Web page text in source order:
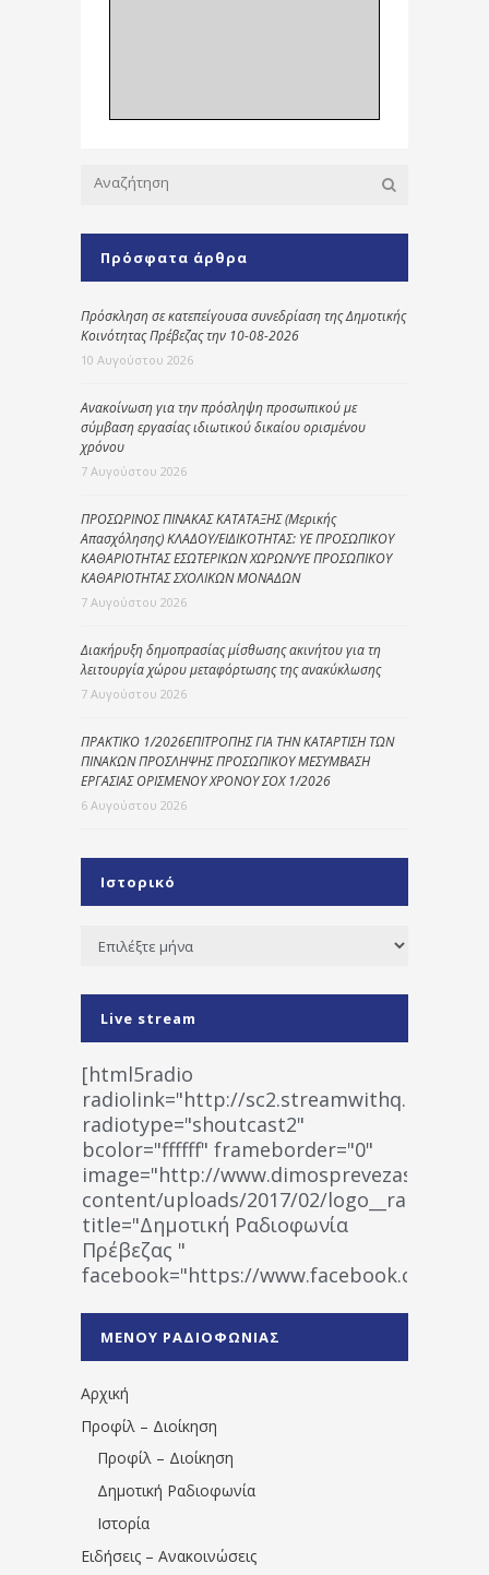
Πρόσφατα άρθρα
Πρόσκληση σε κατεπείγουσα συνεδρίαση της Δημοτικής
Κοινότητας Πρέβεζας την 10-08-2026
10 Αυγούστου 2026
Ανακοίνωση για την πρόσληψη προσωπικού με
σύμβαση εργασίας ιδιωτικού δικαίου ορισμένου
χρόνου
7 Αυγούστου 2026
ΠΡΟΣΩΡΙΝΟΣ ΠΙΝΑΚΑΣ ΚΑΤΑΤΑΞΗΣ (Μερικής
Απασχόλησης) ΚΛΑΔΟΥ/ΕΙΔΙΚΟΤΗΤΑΣ: ΥΕ ΠΡΟΣΩΠΙΚΟΥ
ΚΑΘΑΡΙΟΤΗΤΑΣ ΕΣΩΤΕΡΙΚΩΝ ΧΩΡΩΝ/ΥΕ ΠΡΟΣΩΠΙΚΟΥ
ΚΑΘΑΡΙΟΤΗΤΑΣ ΣΧΟΛΙΚΩΝ ΜΟΝΑΔΩΝ
7 Αυγούστου 2026
Διακήρυξη δημοπρασίας μίσθωσης ακινήτου για τη
λειτουργία χώρου μεταφόρτωσης της ανακύκλωσης
7 Αυγούστου 2026
ΠΡΑΚΤΙΚΟ 1/2026ΕΠΙΤΡΟΠΗΣ ΓΙΑ ΤΗΝ ΚΑΤΑΡΤΙΣΗ ΤΩΝ
ΠΙΝΑΚΩΝ ΠΡΟΣΛΗΨΗΣ ΠΡΟΣΩΠΙΚΟΥ ΜΕΣΥΜΒΑΣΗ
ΕΡΓΑΣΙΑΣ ΟΡΙΣΜΕΝΟΥ ΧΡΟΝΟΥ ΣΟΧ 1/2026
6 Αυγούστου 2026
Ιστορικό
Ιστορικό
Live stream
[html5radio
radiolink="http://
radiotype="shoutcast2"
bcolor="ffffff" frameborder="0"
image="http://www.dimosprevezas.gr/wp-
content/uploads/2017/02/
title="Δημοτική Ραδιοφωνία
Πρέβεζας "
facebook="https://www.facebook.com/
1531194763766854/" artist="" ]
ΜΕΝΟΥ ΡΑΔΙΟΦΩΝΙΑΣ
Αρχική
Προφίλ – Διοίκηση
Προφίλ – Διοίκηση
Δημοτική Ραδιοφωνία
Ιστορία
Ειδήσεις – Ανακοινώσεις